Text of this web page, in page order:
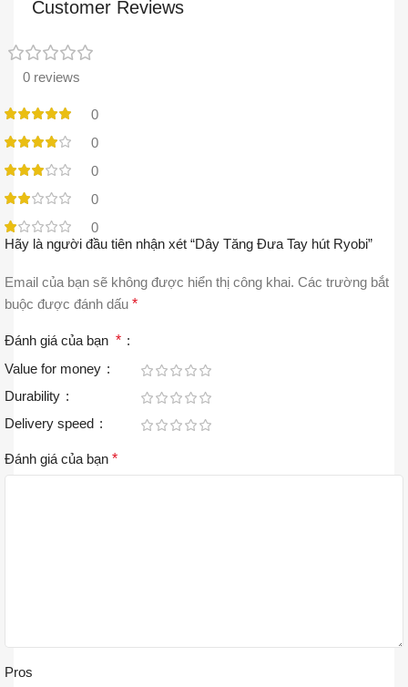
Customer Reviews
0 reviews
0
0
0
0
0
Hãy là người đầu tiên nhận xét “Dây Tăng Đưa Tay hút Ryobi”
Email của bạn sẽ không được hiển thị công khai. Các trường bắt
buộc được đánh dấu *
Đánh giá của bạn *
Value for money
Durability
Delivery speed
Đánh giá của bạn *
Pros